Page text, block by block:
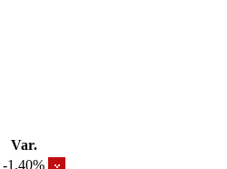
Var.
-1.40%